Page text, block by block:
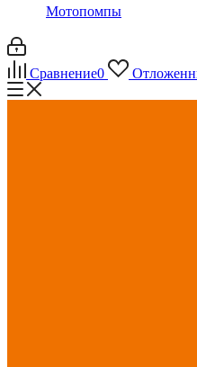
Мотопомпы
Сравнение0